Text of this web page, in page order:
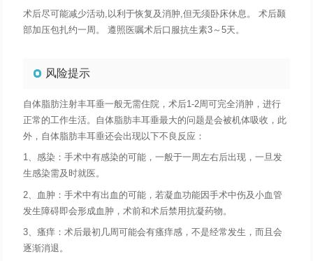
术后尽可能减少活动,以利于恢复及消肿,但无须卧床休息。 术后颞
部加压包扎约一周。 遵照医嘱术后口服抗生素3～5天。
风险提示
自体脂肪注射丰耳垂一般无需住院，术后1-2周可完全消肿，进行
正常的工作生活。自体脂肪丰耳垂最大的问题是会被机体吸收，此
外，自体脂肪丰耳垂还会出现以下不良反应：
1、感染：手术中有感染的可能，一般于一周左右后出现，一旦发
生感染需及时就医。
2、血肿：手术中有出血的可能，若凝血功能因手术中伤及小血管
发生障碍即会形成血肿，术前和术后禁用抗凝药物。
3、瘙痒：术后最初几周可能会有瘙痒感，不是经常发生，而且会
逐渐消退。